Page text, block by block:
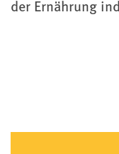
der Ernährung